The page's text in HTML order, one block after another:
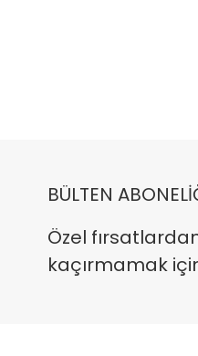
BÜLTEN
Özel
kaçırmamak